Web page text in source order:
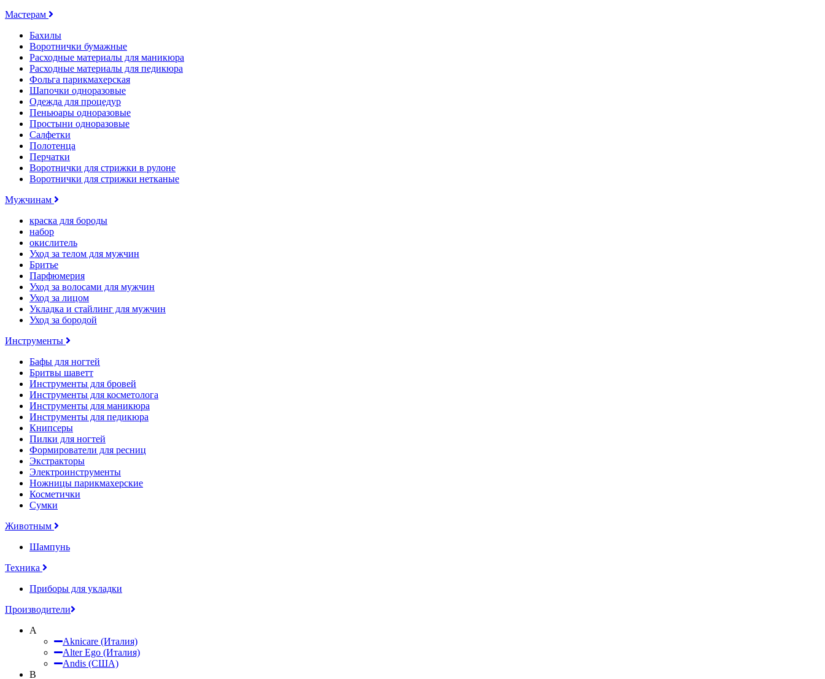
Мастерам
Бахилы
Воротнички бумажные
Расходные материалы для маникюра
Расходные материалы для педикюра
Фольга парикмахерская
Шапочки одноразовые
Одежда для процедур
Пеньюары одноразовые
Простыни одноразовые
Салфетки
Полотенца
Перчатки
Воротнички для стрижки в рулоне
Воротнички для стрижки нетканые
Мужчинам
краска для бороды
набор
окислитель
Уход за телом для мужчин
Бритье
Парфюмерия
Уход за волосами для мужчин
Уход за лицом
Укладка и стайлинг для мужчин
Уход за бородой
Инструменты
Бафы для ногтей
Бритвы шаветт
Инструменты для бровей
Инструменты для косметолога
Инструменты для маникюра
Инструменты для педикюра
Книпсеры
Пилки для ногтей
Формирователи для ресниц
Экстракторы
Электроинструменты
Ножницы парикмахерские
Косметички
Сумки
Животным
Шампунь
Техника
Приборы для укладки
Производители
A
Aknicare (Италия)
Alter Ego (Италия)
Andis (США)
B